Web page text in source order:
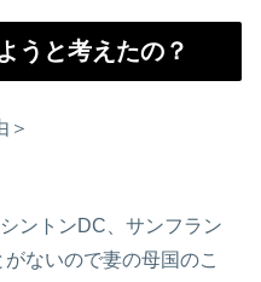
うと考えたの？
＞
ントンDC、サンフラン
ないので妻の母国のこ